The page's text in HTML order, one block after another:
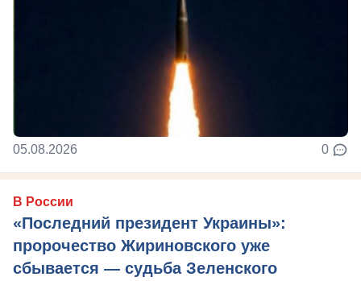
05.08.2026 0
В России
«Последний президент Украины»:
пророчество Жириновского уже
сбывается — судьба Зеленского